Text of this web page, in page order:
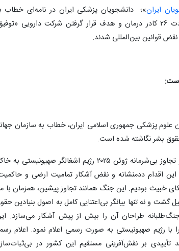
ایران
بیمارستان اندیمشک، شهادت ۲۶ کادر درمان و هدف قرار گرفتن شرکت
نقض قوانین بین‌المللی شدند.
علوم پزشکی جمهوری اسلامی ایران، خطاب به سازمان
بشر نگاشته شده است.
تنها چند ماه پس از حمله و تجاوز بی‌شرمانه ژوئن ۲۰۲۵ رژیم
این اقدام ددمنشانه و نقض آشکار تمامیت ارضی و
خبیث بودیم. این جنگ همانند تجاوز پیشین، همزمان با
گشت و نه تنها بیانگر بی‌اعتنایی کامل به اصول بنیادین
جنگ‌طلبانه طراحان آن را بیش از پیش آشکار می‌سازد.
رژیم صهیونیستی به صورت رسمی اعلام نمود. اعلام
تأییدی بر نقش‌آفرینی مستقیم این کشور در